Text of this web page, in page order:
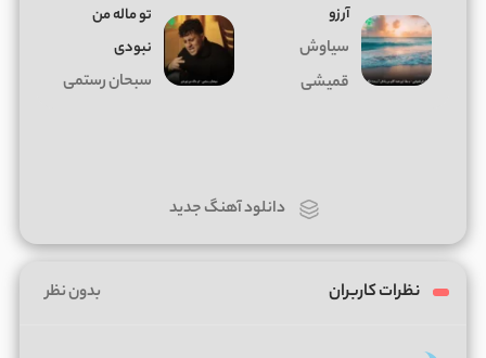
آرزو
سیاوش
قمیشی
تو ماله من
نبودی
سبحان رستمی
دانلود آهنگ جدید
نظرات کاربران بدون نظر